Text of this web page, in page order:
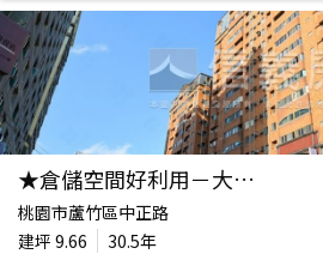
★倉儲空間好利用－大富翁
桃園市蘆竹區中正路
建坪 9.66
30.5年